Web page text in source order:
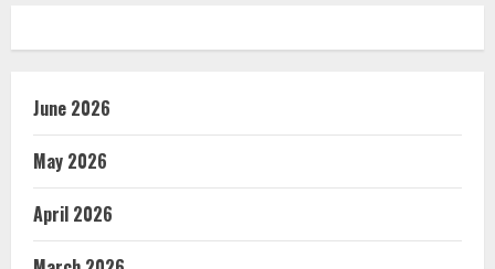
June 2026
May 2026
April 2026